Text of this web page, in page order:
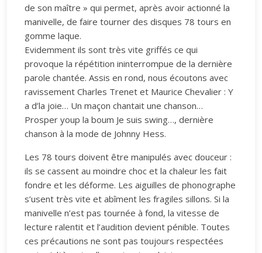
de son maître » qui permet, après avoir actionné la
manivelle, de faire tourner des disques 78 tours en
gomme laque.
Evidemment ils sont très vite griffés ce qui
provoque la répétition ininterrompue de la dernière
parole chantée. Assis en rond, nous écoutons avec
ravissement Charles Trenet et Maurice Chevalier : Y
a d’la joie… Un maçon chantait une chanson…
Prosper youp la boum Je suis swing…, dernière
chanson à la mode de Johnny Hess.
Les 78 tours doivent être manipulés avec douceur :
ils se cassent au moindre choc et la chaleur les fait
fondre et les déforme. Les aiguilles de phonographe
s’usent très vite et abîment les fragiles sillons. Si la
manivelle n’est pas tournée à fond, la vitesse de
lecture ralentit et l’audition devient pénible. Toutes
ces précautions ne sont pas toujours respectées